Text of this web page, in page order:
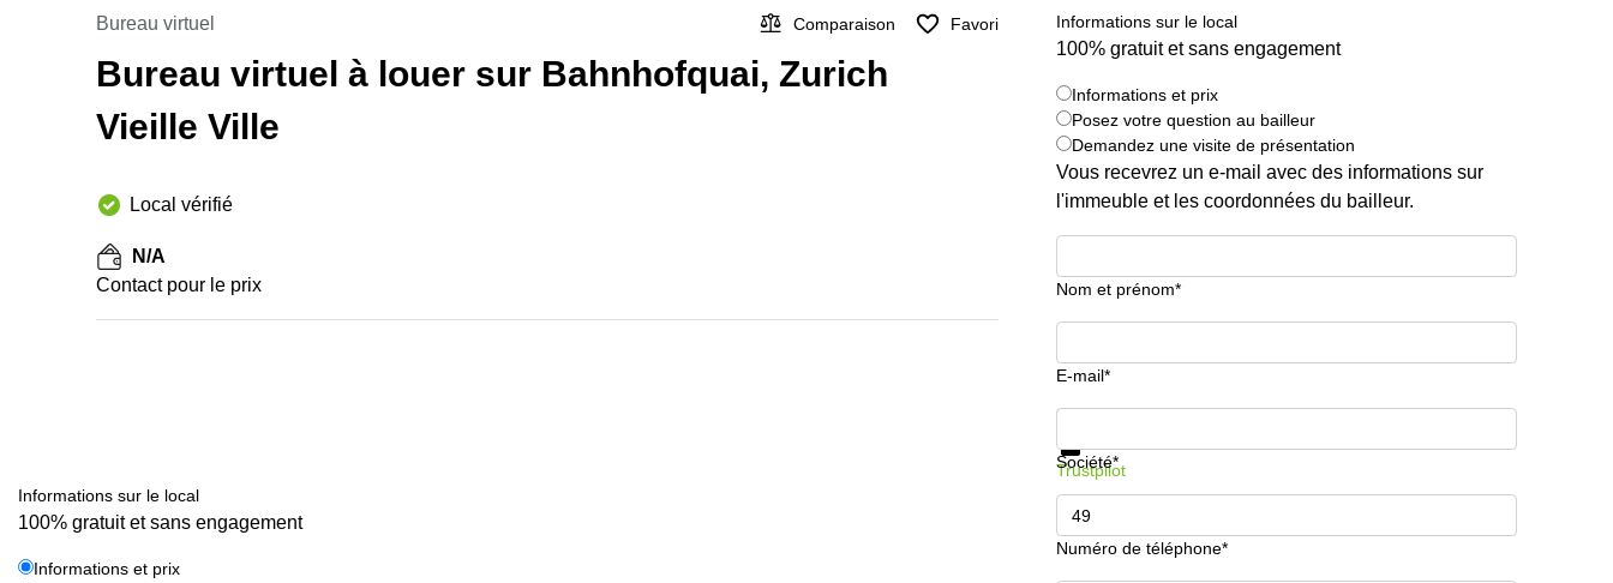
Bureau virtuel Comparaison Favori
Bureau virtuel à louer sur Bahnhofquai, Zurich
Vieille Ville
Local vérifié
N/A
Contact pour le prix
Informations sur le local
100% gratuit et sans engagement
Informations et prix
Posez votre question au bailleur
Demandez une visite de présentation
Vous recevrez un e-mail avec des informations sur
l'immeuble et les coordonnées du bailleur.
Nom et prénom*
E-mail*
Société*
Numéro de téléphone*
Informations et prix
Trustpilot
Informations sur le local
100% gratuit et sans engagement
Informations et prix